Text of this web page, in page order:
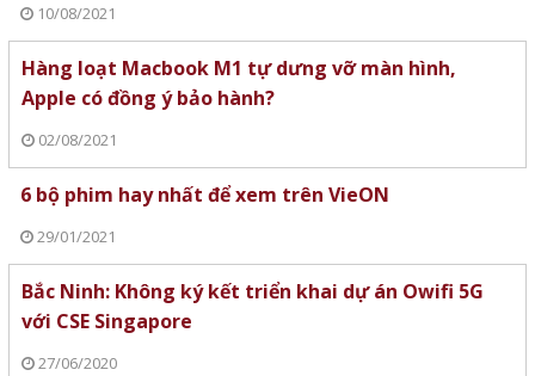
10/08/2021
Hàng loạt Macbook M1 tự dưng vỡ màn hình,
Apple có đồng ý bảo hành?
02/08/2021
6 bộ phim hay nhất để xem trên VieON
29/01/2021
Bắc Ninh: Không ký kết triển khai dự án Owifi 5G
với CSE Singapore
27/06/2020